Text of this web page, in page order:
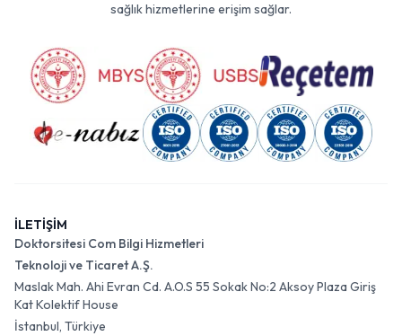
sağlık hizmetlerine erişim sağlar.
İLETİŞİM
Doktorsitesi Com Bilgi Hizmetleri
Teknoloji ve Ticaret A.Ş.
Maslak Mah. Ahi Evran Cd. A.O.S 55 Sokak No:2 Aksoy Plaza Giriş
Kat Kolektif House
İstanbul, Türkiye